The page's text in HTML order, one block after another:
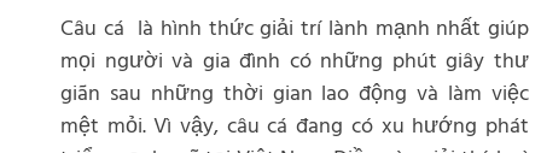
Câu cá là hình thức giải trí lành mạnh nhất giúp
mọi người và gia đình có những phút giây thư
giãn sau những thời gian lao động và làm việc
mệt mỏi. Vì vậy, câu cá đang có xu hướng phát